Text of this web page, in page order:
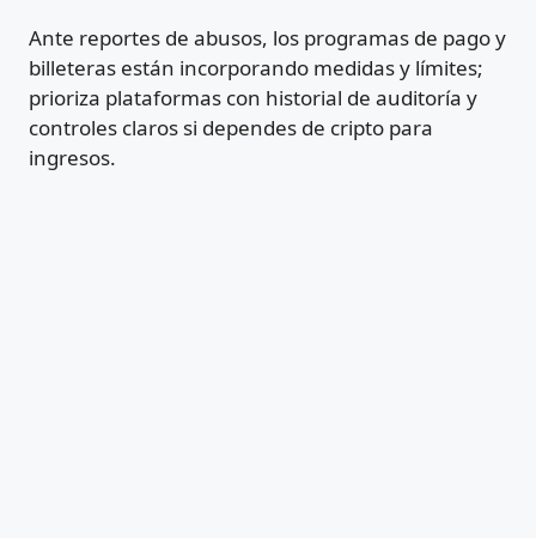
Ante reportes de abusos, los programas de pago y
billeteras están incorporando medidas y límites;
prioriza plataformas con historial de auditoría y
controles claros si dependes de cripto para
ingresos.